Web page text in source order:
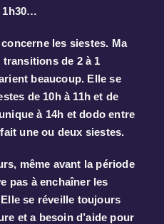
1h30…
les siestes. Ma
de 2 à 1
beaucoup. Elle se
de 10h à 11h et de
à 14h et dodo entre
une ou deux siestes.
même avant la période
pas à enchaîner les
se réveille toujours
et a besoin d’aide pour